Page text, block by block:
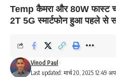
Temp कैमरा और 80W फास्ट
2T 5G स्मार्टफोन हुआ पहले से
Last updated: मार्च 20, 2025 12:49
Vinod Paul